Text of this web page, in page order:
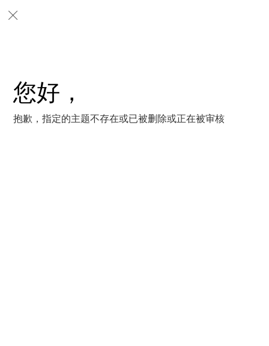
您好，
抱歉，指定的主题不存在或已被删除或正在被审核